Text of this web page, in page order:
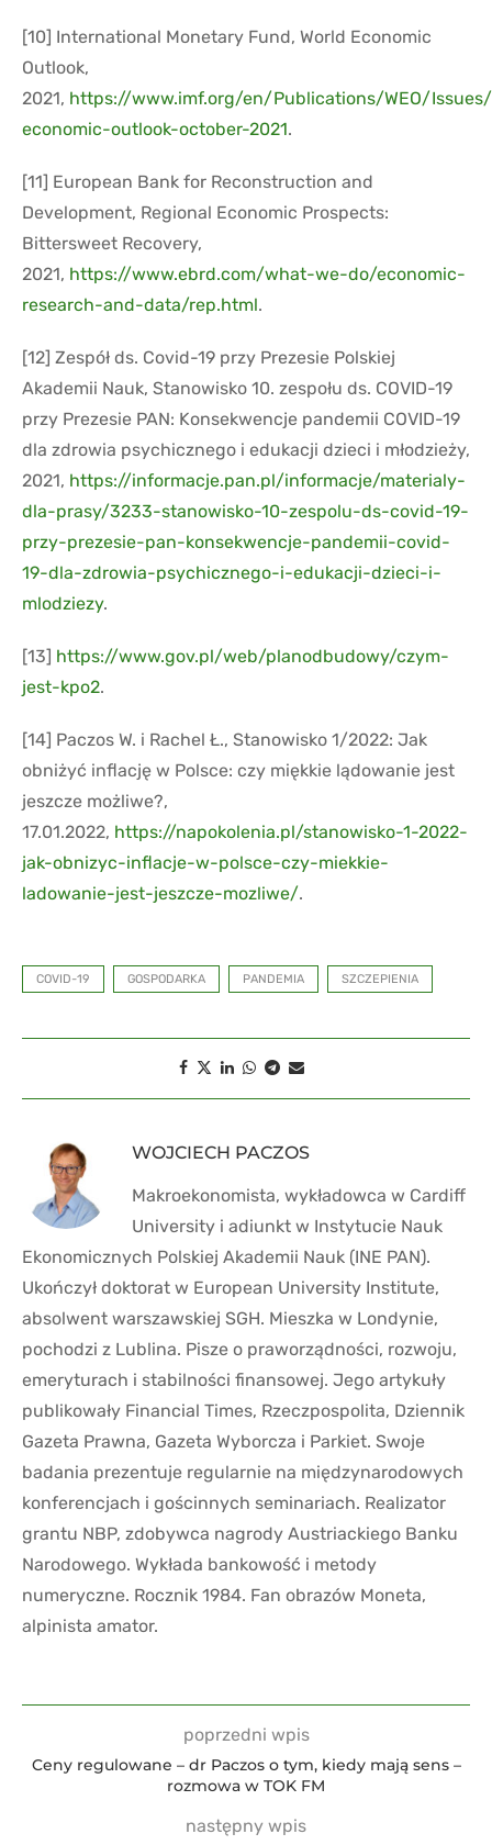
[10] International Monetary Fund, World Economic
Outlook,
2021, https://www.imf.org/en/Publications/WEO/
economic-outlook-october-2021.
[11] European Bank for Reconstruction and
Development, Regional Economic Prospects:
Bittersweet Recovery,
2021, https://www.ebrd.com/what-we-do/economic-
research-and-data/rep.html.
[12] Zespół ds. Covid-19 przy Prezesie Polskiej
Akademii Nauk, Stanowisko 10. zespołu ds. COVID-19
przy Prezesie PAN: Konsekwencje pandemii COVID-19
dla zdrowia psychicznego i edukacji dzieci i młodzieży,
2021, https://informacje.pan.pl/informacje/materialy-
dla-prasy/3233-stanowisko-10-zespolu-ds-covid-19-
przy-prezesie-pan-konsekwencje-pandemii-covid-
19-dla-zdrowia-psychicznego-i-edukacji-dzieci-i-
mlodziezy.
[13] https://www.gov.pl/web/planodbudowy/czym-
jest-kpo2.
[14] Paczos W. i Rachel Ł., Stanowisko 1/2022: Jak
obniżyć inflację w Polsce: czy miękkie lądowanie jest
jeszcze możliwe?,
17.01.2022, https://napokolenia.pl/stanowisko-1-2022-
jak-obnizyc-inflacje-w-polsce-czy-miekkie-
ladowanie-jest-jeszcze-mozliwe/.
COVID-19 GOSPODARKA PANDEMIA SZCZEPIENIA
WOJCIECH PACZOS
Makroekonomista, wykładowca w Cardiff
University i adiunkt w Instytucie Nauk
Ekonomicznych Polskiej Akademii Nauk (INE PAN).
Ukończył doktorat w European University Institute,
absolwent warszawskiej SGH. Mieszka w Londynie,
pochodzi z Lublina. Pisze o praworządności, rozwoju,
emeryturach i stabilności finansowej. Jego artykuły
publikowały Financial Times, Rzeczpospolita, Dziennik
Gazeta Prawna, Gazeta Wyborcza i Parkiet. Swoje
badania prezentuje regularnie na międzynarodowych
konferencjach i gościnnych seminariach. Realizator
grantu NBP, zdobywca nagrody Austriackiego Banku
Narodowego. Wykłada bankowość i metody
numeryczne. Rocznik 1984. Fan obrazów Moneta,
alpinista amator.
poprzedni wpis
Ceny regulowane – dr Paczos o tym, kiedy mają sens –
rozmowa w TOK FM
następny wpis